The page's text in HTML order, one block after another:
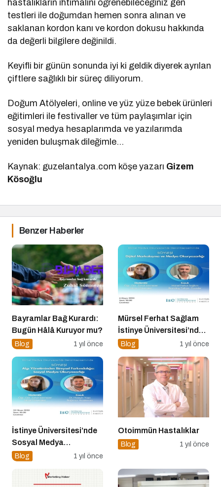
hastalıkların ihtimalini öğrenebileceğiniz gen
testleri ile doğumdan hemen sonra alınan ve
saklanan kordon kanı ve kordon dokusu hakkında
da değerli bilgilere değinildi.
Keyifli bir günün sonunda iyi ki geldik diyerek ayrılan
çiftlere sağlıklı bir süreç diliyorum.
Doğum Atölyeleri, online ve yüz yüze bebek ürünleri
eğitimleri ile festivaller ve tüm paylaşımlar için
sosyal medya hesaplarımda ve yazılarımda
yeniden buluşmak dileğimle…
Kaynak: guzelantalya.com köşe yazarı Gizem
Kösoğlu
Benzer Haberler
Bayramlar Bağ Kurardı:
Bugün Hâlâ Kuruyor mu?
Blog 1 yıl önce
Mürsel Ferhat Sağlam
İstinye Üniversitesi’nde
Dijital Medya
Kapsamında
Konuşacak!
Blog 1 yıl önce
İstinye Üniversitesi’nde
Sosyal Medya
Okuryazarlığına Eleştirel
Yaşa Konuk Oldu
Blog 1 yıl önce
Otoimmün Hastalıklar
Blog 1 yıl önce